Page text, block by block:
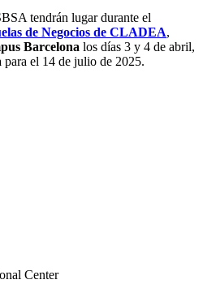
tendrán lugar durante el
de Negocios de CLADEA,
Barcelona los días 3 y 4 de abril,
para el 14 de julio de 2025.
Center